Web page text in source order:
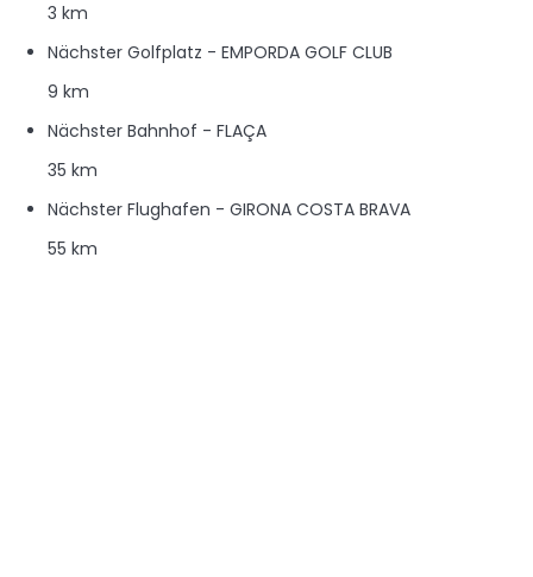
3 km
Nächster Golfplatz - EMPORDA GOLF CLUB
9 km
Nächster Bahnhof - FLAÇA
35 km
Nächster Flughafen - GIRONA COSTA BRAVA
55 km